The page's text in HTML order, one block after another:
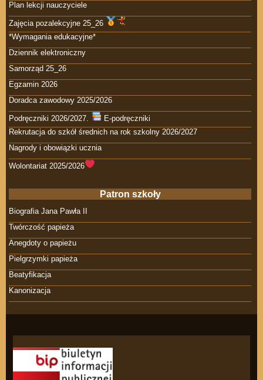
Plan lekcji nauczyciele
Zajęcia pozalekcyjne 25_26
*Wymagania edukacyjne*
Dziennik elektroniczny
Samorząd 25_26
Egzamin 2026
Doradca zawodowy 2025/2026
Podręczniki 2026/2027.
E-podręczniki
Rekrutacja do szkół średnich na rok szkolny 2026/2027
Nagrody i obowiązki ucznia
Wolontariat 2025/2026
Patron szkoły
Biografia Jana Pawła II
Twórczość papieża
Anegdoty o papieżu
Pielgrzymki papieża
Beatyfikacja
Kanonizacja